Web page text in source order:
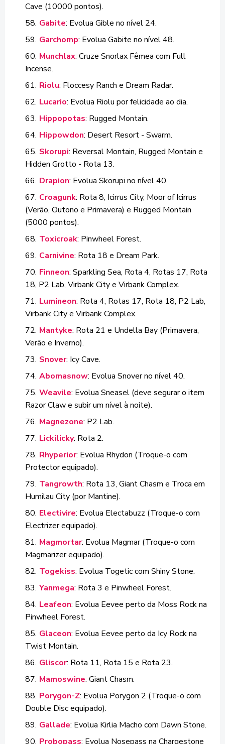
Cave (10000 pontos).
Gabite: Evolua Gible no nível 24.
Garchomp: Evolua Gabite no nível 48.
Munchlax: Cruze Snorlax Fêmea com Full
Incense.
Riolu: Floccesy Ranch e Dream Radar.
Lucario: Evolua Riolu por felicidade ao dia.
Hippopotas: Rugged Montain.
Hippowdon: Desert Resort - Swarm.
Skorupi: Reversal Montain, Rugged Montain e
Hidden Grotto - Rota 13.
Drapion: Evolua Skorupi no nível 40.
Croagunk: Rota 8, Icirrus City, Moor of Icirrus
(Verão, Outono e Primavera) e Rugged Montain
(5000 pontos).
Toxicroak: Pinwheel Forest.
Carnivine: Rota 18 e Dream Park.
Finneon: Sparkling Sea, Rota 4, Rotas 17, Rota
18, P2 Lab, Virbank City e Virbank Complex.
Lumineon: Rota 4, Rotas 17, Rota 18, P2 Lab,
Virbank City e Virbank Complex.
Mantyke: Rota 21 e Undella Bay (Primavera,
Verão e Inverno).
Snover: Icy Cave.
Abomasnow: Evolua Snover no nível 40.
Weavile: Evolua Sneasel (deve segurar o item
Razor Claw e subir um nível à noite).
Magnezone: P2 Lab.
Lickilicky: Rota 2.
Rhyperior: Evolua Rhydon (Troque-o com
Protector equipado).
Tangrowth: Rota 13, Giant Chasm e Troca em
Humilau City (por Mantine).
Electivire: Evolua Electabuzz (Troque-o com
Electrizer equipado).
Magmortar: Evolua Magmar (Troque-o com
Magmarizer equipado).
Togekiss: Evolua Togetic com Shiny Stone.
Yanmega: Rota 3 e Pinwheel Forest.
Leafeon: Evolua Eevee perto da Moss Rock na
Pinwheel Forest.
Glaceon: Evolua Eevee perto da Icy Rock na
Twist Montain.
Gliscor: Rota 11, Rota 15 e Rota 23.
Mamoswine: Giant Chasm.
Porygon-Z: Evolua Porygon 2 (Troque-o com
Double Disc equipado).
Gallade: Evolua Kirlia Macho com Dawn Stone.
Probopass: Evolua Nosepass na Chargestone